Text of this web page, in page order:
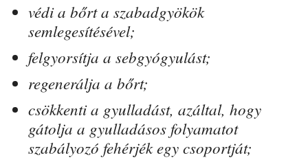
védi a bőrt a szabadgyökök
semlegesítésével;
felgyorsítja a sebgyógyulást;
regenerálja a bőrt;
csökkenti a gyulladást, azáltal, hogy
gátolja a gyulladásos folyamatot
szabályozó fehérjék egy csoportját;